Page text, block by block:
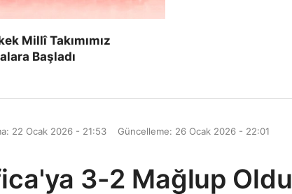
Millî Takımımız
Başladı
22 Ocak 2026 - 21:53 Güncelleme: 26 Ocak 2026 - 22:01
3-2 Mağlup Oldu